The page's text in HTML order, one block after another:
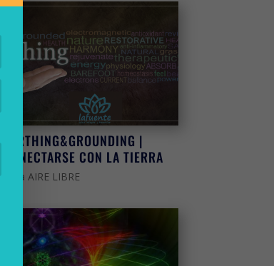
EARTHING&GROUNDING |
CONECTARSE CON LA TIERRA
Area AIRE LIBRE